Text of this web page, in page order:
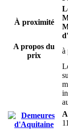
À proximité
A propos du
prix
à